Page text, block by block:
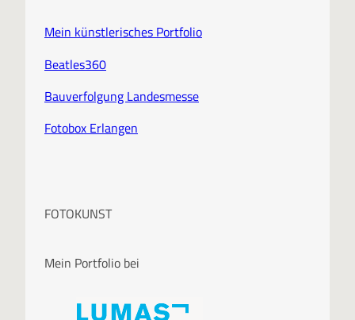
Mein künstlerisches Portfolio
Beatles360
Bauverfolgung Landesmesse
Fotobox Erlangen
FOTOKUNST
Mein Portfolio bei